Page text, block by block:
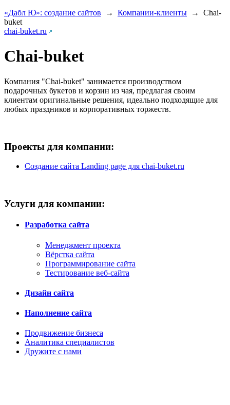
«Дабл Ю»: создание сайтов
→ Компании-клиенты →
Chai-
buket
chai-buket.ru
Chai-buket
Компания "Chai-buket" занимается производством
подарочных букетов и корзин из чая, предлагая своим
клиентам оригинальные решения, идеально подходящие для
любых праздников и корпоративных торжеств.
Проекты для компании:
Создание сайта Landing page для chai-buket.ru
Услуги для компании:
Разработка сайта
Менеджмент проекта
Вёрстка сайта
Программирование сайта
Тестирование веб-сайта
Дизайн сайта
Наполнение сайта
Продвижение бизнеса
Аналитика специалистов
Дружите с нами